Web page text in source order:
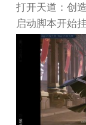
打开天道：创
启动脚本开始挂